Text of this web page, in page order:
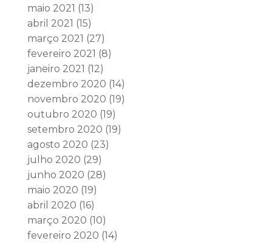
maio 2021 (13)
abril 2021 (15)
março 2021 (27)
fevereiro 2021 (8)
janeiro 2021 (12)
dezembro 2020 (14)
novembro 2020 (19)
outubro 2020 (19)
setembro 2020 (19)
agosto 2020 (23)
julho 2020 (29)
junho 2020 (28)
maio 2020 (19)
abril 2020 (16)
março 2020 (10)
fevereiro 2020 (14)